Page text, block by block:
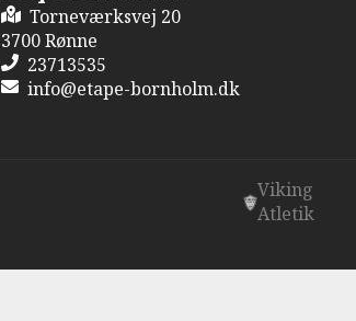
Torneværksvej 20
3700 Rønne
23713535
info@etape-bornholm.dk
Viking
Atletik